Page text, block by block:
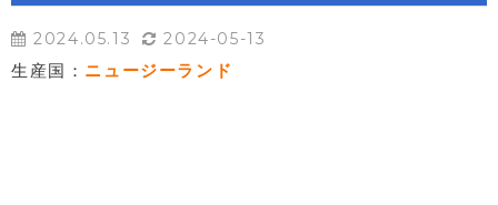
2024.05.13 2024-05-13
生産国： ニュージーランド